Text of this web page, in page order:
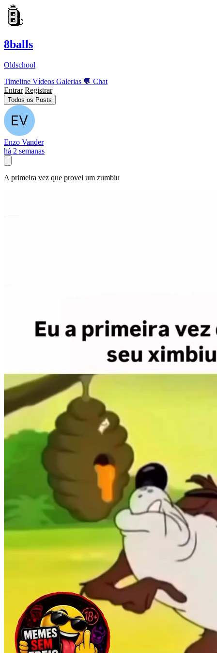
8balls
Oldschool
Timeline Vídeos Galerias 💬 Chat
Entrar Registrar
Todos os Posts
Enzo Vander
há 2 semanas
A primeira vez que provei um zumbiu